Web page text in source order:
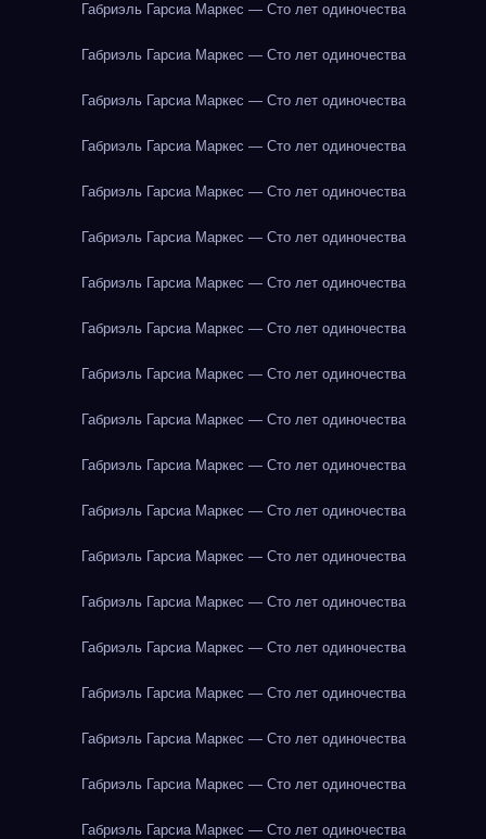
Габриэль Гарсиа Маркес — Сто лет одиночества
Габриэль Гарсиа Маркес — Сто лет одиночества
Габриэль Гарсиа Маркес — Сто лет одиночества
Габриэль Гарсиа Маркес — Сто лет одиночества
Габриэль Гарсиа Маркес — Сто лет одиночества
Габриэль Гарсиа Маркес — Сто лет одиночества
Габриэль Гарсиа Маркес — Сто лет одиночества
Габриэль Гарсиа Маркес — Сто лет одиночества
Габриэль Гарсиа Маркес — Сто лет одиночества
Габриэль Гарсиа Маркес — Сто лет одиночества
Габриэль Гарсиа Маркес — Сто лет одиночества
Габриэль Гарсиа Маркес — Сто лет одиночества
Габриэль Гарсиа Маркес — Сто лет одиночества
Габриэль Гарсиа Маркес — Сто лет одиночества
Габриэль Гарсиа Маркес — Сто лет одиночества
Габриэль Гарсиа Маркес — Сто лет одиночества
Габриэль Гарсиа Маркес — Сто лет одиночества
Габриэль Гарсиа Маркес — Сто лет одиночества
Габриэль Гарсиа Маркес — Сто лет одиночества